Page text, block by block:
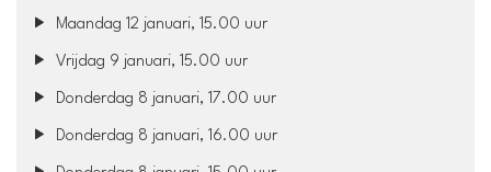
Maandag 12 januari, 15.00 uur
Vrijdag 9 januari, 15.00 uur
Donderdag 8 januari, 17.00 uur
Donderdag 8 januari, 16.00 uur